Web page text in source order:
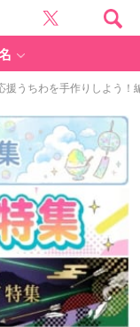
援うちわを手作りしよう！